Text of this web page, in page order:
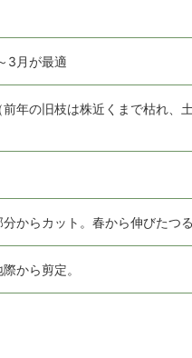
3月が最適
年の旧枝は株近くまで枯れ、
からカット。春から伸びたつ
から剪定。